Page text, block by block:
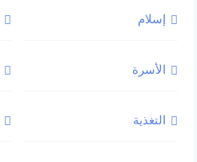
إسلام
الأسرة
التغذية